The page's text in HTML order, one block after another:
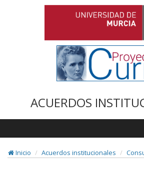
ACUERDOS
Inicio
Acuerdos institucionales